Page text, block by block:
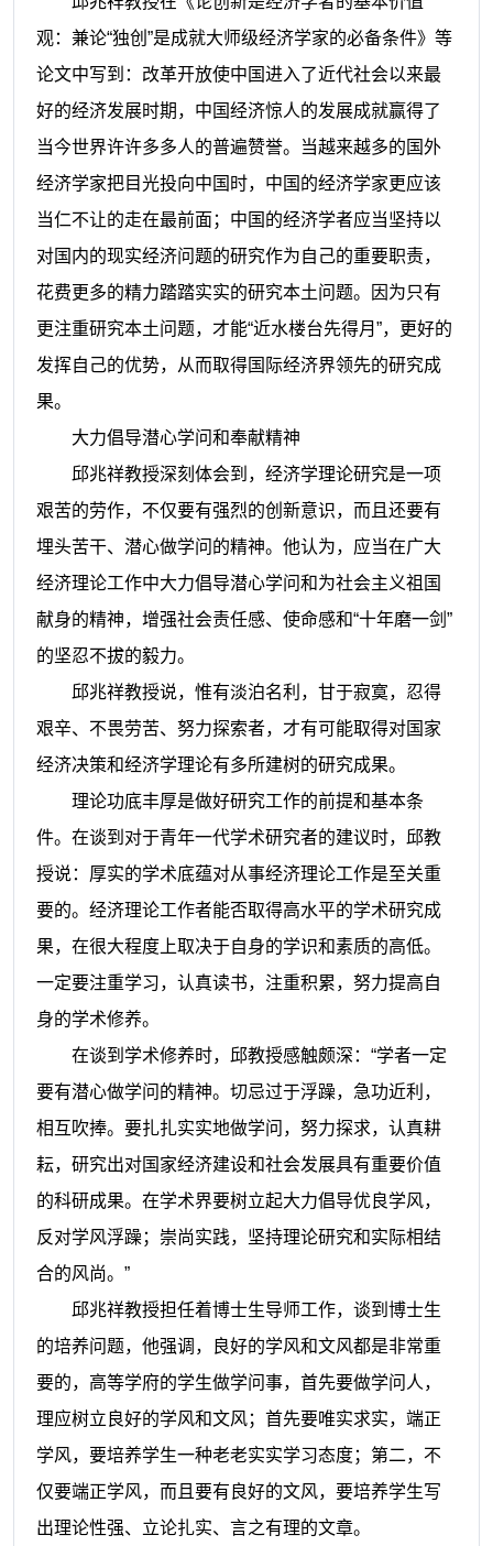
观：兼论“独创”是成就大师级经济学家的必备条件》等
论文中写到：改革开放使中国进入了近代社会以来最
好的经济发展时期，中国经济惊人的发展成就赢得了
当今世界许许多多人的普遍赞誉。当越来越多的国外
经济学家把目光投向中国时，中国的经济学家更应该
当仁不让的走在最前面；中国的经济学者应当坚持以
对国内的现实经济问题的研究作为自己的重要职责，
花费更多的精力踏踏实实的研究本土问题。因为只有
更注重研究本土问题，才能“近水楼台先得月”，更好的
发挥自己的优势，从而取得国际经济界领先的研究成
果。
大力倡导潜心学问和奉献精神
邱兆祥教授深刻体会到，经济学理论研究是一项
艰苦的劳作，不仅要有强烈的创新意识，而且还要有
埋头苦干、潜心做学问的精神。他认为，应当在广大
经济理论工作中大力倡导潜心学问和为社会主义祖国
献身的精神，增强社会责任感、使命感和“十年磨一剑”
的坚忍不拔的毅力。
邱兆祥教授说，惟有淡泊名利，甘于寂寞，忍得
艰辛、不畏劳苦、努力探索者，才有可能取得对国家
经济决策和经济学理论有多所建树的研究成果。
理论功底丰厚是做好研究工作的前提和基本条
件。 在谈到对于青年一代学术研究者的建议时， 邱教
授说：厚实的学术底蕴对从事经济理论工作是至关重
要的。经济理论工作者能否取得高水平的学术研究成
果，在很大程度上取决于自身的学识和素质的高低。
一定要注重学习，认真读书，注重积累，努力提高自
身的学术修养。
在谈到学术修养时，
邱教授感触颇深：“学者一定
要有潜心做学问的精神。切忌过于浮躁，急功近利，
相互吹捧。要扎扎实实地做学问，努力探求，认真耕
耘，研究出对国家经济建设和社会发展具有重要价值
的科研成果。在学术界要树立起大力倡导优良学风，
反对学风浮躁；崇尚实践，坚持理论研究和实际相结
合的风尚。”
邱兆祥教授担任着博士生导师工作， 谈到 博士生
的培养问题，他强调，良好的学风和文风都是非常重
要的，高等学府的学生做学问事，首先要做学问人，
理应树立良好的学风和文风；首先要唯实求实，端正
学风，要培养学生一种老老实实学习态度；第二，不
仅要端正学风，而且要有良好的文风，要培养学生写
出理论性强、立论扎实、言之有理的文章。